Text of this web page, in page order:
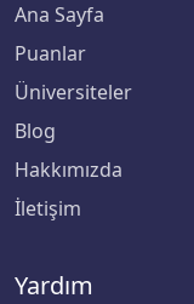
Burdur
Bursa Teknik
Bursa Uludağ
Çağ
Çanakkale
Ana Sayfa
Puanlar
Üniversiteler
Blog
Hakkımızda
İletişim
Yardım